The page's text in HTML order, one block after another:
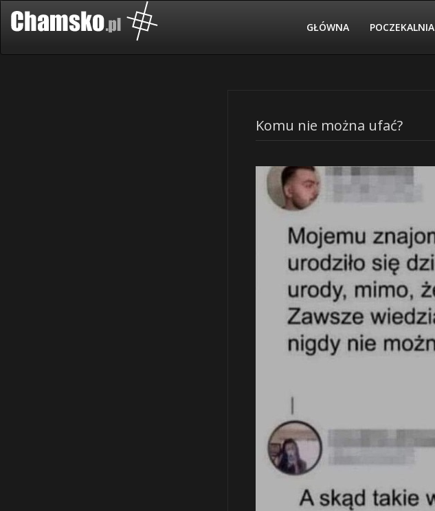
GŁÓWNA POCZEKALNIA
Komu nie można ufać?